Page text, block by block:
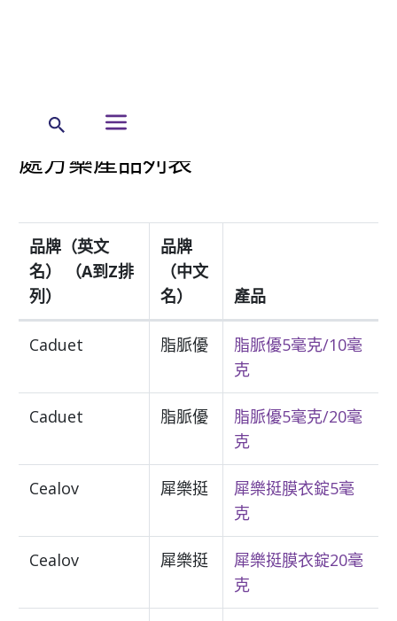
處方藥產品列表
品牌（英文
名） （A到Z排
列）
品牌
（中文
名）
產品
Caduet 脂脈優
脂脈優5毫克/10毫
克
Caduet 脂脈優
脂脈優5毫克/20毫
克
Cealov 犀樂挺
犀樂挺膜衣錠5毫
克
Cealov 犀樂挺
犀樂挺膜衣錠20毫
克